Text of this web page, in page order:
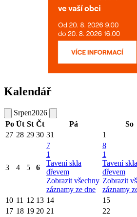
Kalendář
Srpen2026
Po Út St Čt Pá So
27 28 29 30 31 1
3 4 5 6
7
1
Tavení skla
dřevem
Zobrazit všechny
záznamy ze dne
8
1
Tavení skla
dřevem
Zobrazit
záznamy
10 11 12 13 14 15
17 18 19 20 21 22